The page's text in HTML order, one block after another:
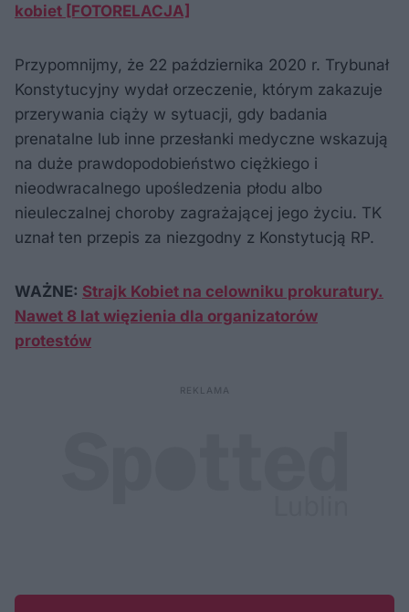
kobiet [FOTORELACJA]
Przypomnijmy, że 22 października 2020 r. Trybunał
Konstytucyjny wydał orzeczenie, którym zakazuje
przerywania ciąży w sytuacji, gdy badania
prenatalne lub inne przesłanki medyczne wskazują
na duże prawdopodobieństwo ciężkiego i
nieodwracalnego upośledzenia płodu albo
nieuleczalnej choroby zagrażającej jego życiu. TK
uznał ten przepis za niezgodny z Konstytucją RP.
WAŻNE: Strajk Kobiet na celowniku prokuratury.
Nawet 8 lat więzienia dla organizatorów
protestów